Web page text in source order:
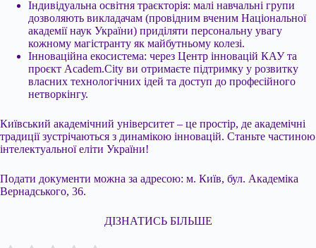
Індивідуальна освітня траєкторія: малі навчальні групи
дозволяють викладачам (провідним вченим Національної
академії наук України) приділяти персональну увагу
кожному магістранту як майбутньому колезі.
Інноваційна екосистема: через Центр інновацій КАУ та
проєкт Academ.City ви отримаєте підтримку у розвитку
власних технологічних ідей та доступ до професійного
нетворкінгу.
Київський академічний університет – це простір, де академічні
традиції зустрічаються з динамікою інновацій. Станьте частиною
інтелектуальної еліти України!
Подати документи можна за адресою: м. Київ, бул. Академіка
Вернадського, 36.
ДІЗНАТИСЬ БІЛЬШЕ